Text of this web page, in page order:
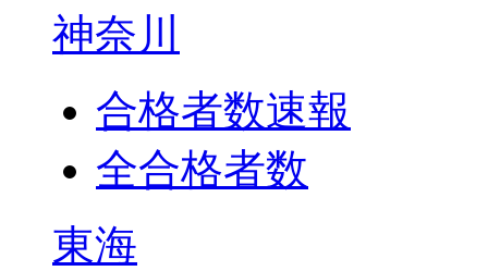
神奈川
合格者数速報
全合格者数
東海